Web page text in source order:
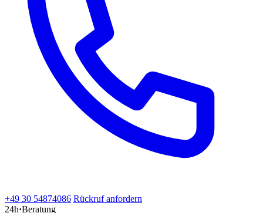
+49 30 54874086 Rückruf anfordern
24h·Beratung